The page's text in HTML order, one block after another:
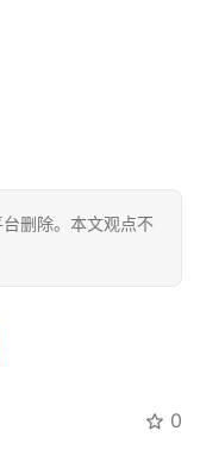
删除。本文观点不
0